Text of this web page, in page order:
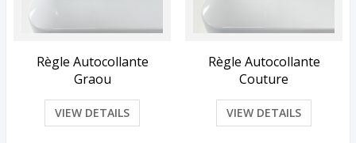
Règle Autocollante
Graou
VIEW DETAILS
Règle Autocollante
Couture
VIEW DETAILS